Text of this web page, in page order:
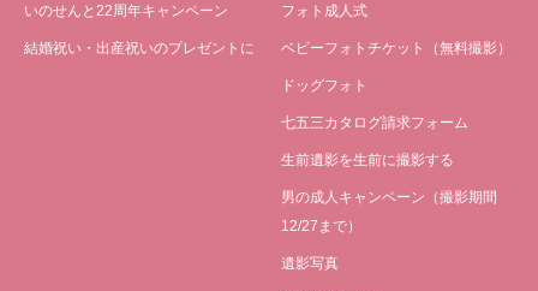
いのせんと22周年キャンペーン
結婚祝い・出産祝いのプレゼントに
フォト成人式
ベビーフォトチケット（無料撮影）
ドッグフォト
七五三カタログ請求フォーム
生前遺影を生前に撮影する
男の成人キャンペーン（撮影期間
12/27まで）
遺影写真